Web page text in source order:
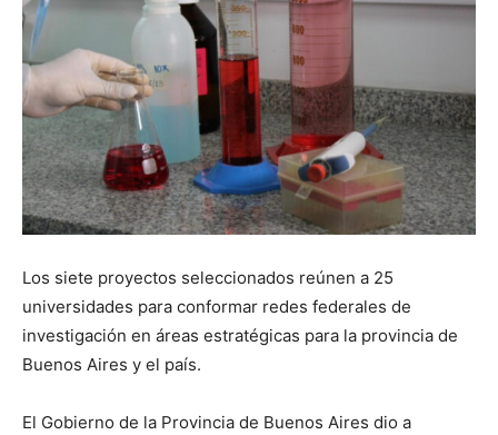
Los siete proyectos seleccionados reúnen a 25
universidades para conformar redes federales de
investigación en áreas estratégicas para la provincia de
Buenos Aires y el país.
El Gobierno de la Provincia de Buenos Aires dio a